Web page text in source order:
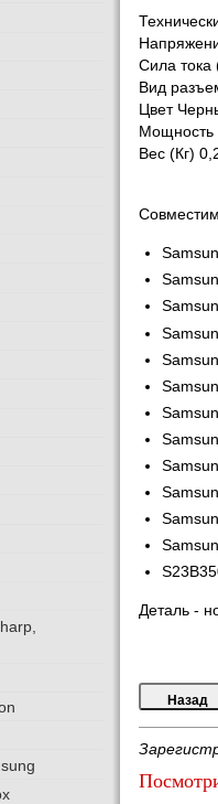
Сила тока
Вид
Цвет
Мощность
Вес (Кг)
Деталь -